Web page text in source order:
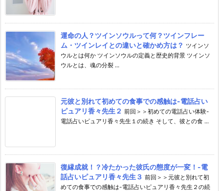
運命の人？ツインソウルって何？ツインフレー
ム・ツインレイとの違いと確かめ方は？ ツインソ
ウルとは何か ツインソウルの定義と歴史的背景 ツインソ
ウルとは、魂の分裂 ...
元彼と別れて初めての食事での感触は-電話占い
ピュアリ香々先生２ 前回＞＞初めての電話占い体験-
電話占いピュアリ香々先生１の続き そして、彼との食 ...
復縁成就！？冷たかった彼氏の態度が一変！-電
話占いピュアリ香々先生３ 前回＞＞元彼と別れて初
めての食事での感触は-電話占いピュアリ香々先生２の続